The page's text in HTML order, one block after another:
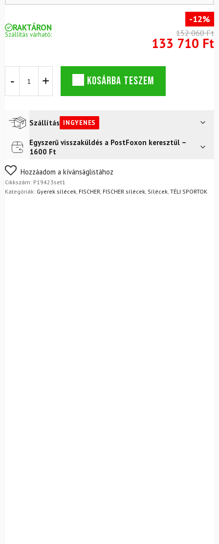
RAKTÁRON
Szállítás várható:
-12%
152 060 Ft
133 710 Ft
FISCHER
JRS
kötéssel
CA
JRS
+
sícipő
KOSÁRBA TESZEM
Szállítás INGYENES
Futár a címreIngyenes
Egyszerű visszaküldés a PostFoxon keresztül –
1600 Ft
Nem biztos a választásában? Semmi gond – a terméket
egyszerűen visszaküldheti 14 napon belül, indoklás nélkül.
Mik a visszaküldés feltételei?
Hozzáadom a kívánságlistához
Cikkszám: P19423set1
Kategóriák: Gyerek sílécek, FISCHER, FISCHER sílécek, Sílécek, TÉLI SPORTOK